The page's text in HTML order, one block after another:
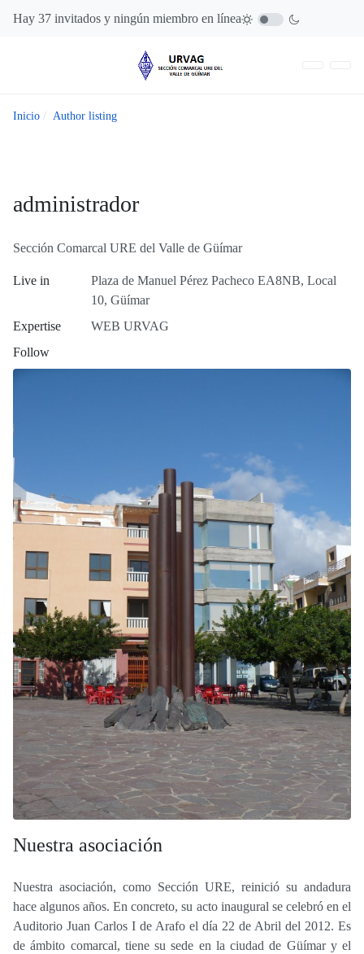
Hay 37 invitados y ningún miembro en línea
Inicio Author listing
administrador
Sección Comarcal URE del Valle de Güímar
Live in
Plaza de Manuel Pérez Pacheco EA8NB, Local
10, Güímar
Expertise
WEB URVAG
Follow
Nuestra asociación
Nuestra asociación, como Sección URE, reinició su andadura
hace algunos años. En concreto, su acto inaugural se celebró en el
Auditorio Juan Carlos I de Arafo el día 22 de Abril del 2012. Es
de ámbito comarcal, tiene su sede en la ciudad de Güímar y el